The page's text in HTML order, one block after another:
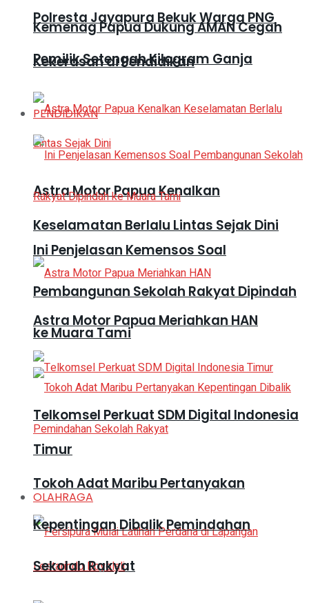
Kemenag Papua Dukung AMAN Cegah
Kekerasan di Pendidikan
Astra Motor Papua Kenalkan
Keselamatan Berlalu Lintas Sejak Dini
Astra Motor Papua Meriahkan HAN
Telkomsel Perkuat SDM Digital Indonesia
Timur
OLAHRAGA
Polresta Jayapura Bekuk Warga PNG
Pemilik Setengah Kilogram Ganja
PENDIDIKAN
Ini Penjelasan Kemensos Soal
Pembangunan Sekolah Rakyat Dipindah
ke Muara Tami
Tokoh Adat Maribu Pertanyakan
Kepentingan Dibalik Pemindahan
Sekolah Rakyat